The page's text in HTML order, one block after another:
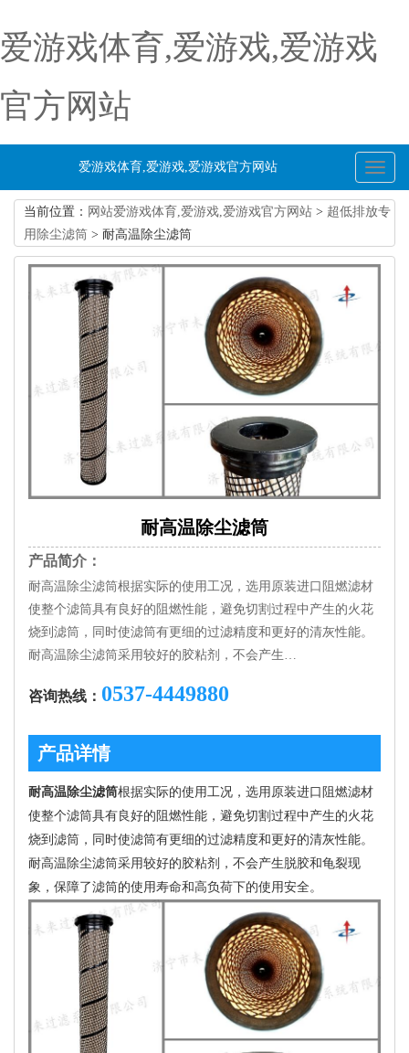
爱游戏体育,爱游戏,爱游戏
官方网站
Toggle
爱游戏体育,爱游戏,爱游戏官方网站
当前位置： 网站爱游戏体育,爱游戏,爱游戏官方网站 > 超低排放专
用除尘滤筒 > 耐高温除尘滤筒
耐高温除尘滤筒
产品简介：
耐高温除尘滤筒根据实际的使用工况，选用原装进口阻燃滤材
使整个滤筒具有良好的阻燃性能，避免切割过程中产生的火花
烧到滤筒，同时使滤筒有更细的过滤精度和更好的清灰性能。
耐高温除尘滤筒采用较好的胶粘剂，不会产生…
咨询热线： 0537-4449880
产品详情
耐高温除尘滤筒根据实际的使用工况，选用原装进口阻燃滤材
使整个滤筒具有良好的阻燃性能，避免切割过程中产生的火花
烧到滤筒，同时使滤筒有更细的过滤精度和更好的清灰性能。
耐高温除尘滤筒采用较好的胶粘剂，不会产生脱胶和龟裂现
象，保障了滤筒的使用寿命和高负荷下的使用安全。